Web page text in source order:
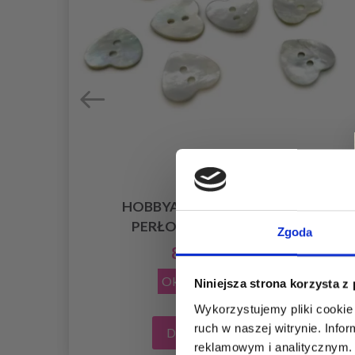
Zgoda
Niniejsza strona korzysta z
Wykorzystujemy pliki
ruch w naszej witrynie.
reklamowym i
HOBBYARTS GUZIKI Z MASY
PERŁOWEJ SERCE, 10 SZT
8,05 zł16,10 zł
Okazja31/08/2026
Dodaj do koszyka